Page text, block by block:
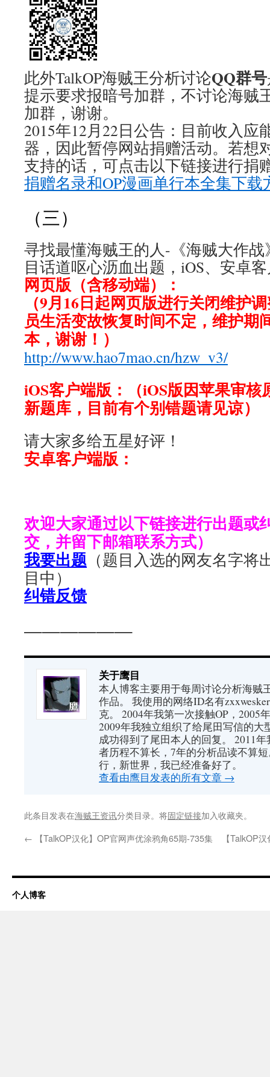
此外TalkOP海贼王分析讨论QQ群号
提示要求报暗号加群，不讨论海贼
加群，谢谢。
2015年12月22日公告：目前收入应
器，因此暂停网站捐赠活动。若想
支持的话，可点击以下链接进行捐
捐赠名录和OP漫画单行本全集下载
（三）
寻找最懂海贼王的人-《海贼大作
目话道呕心沥血出题，iOS、安卓
网页版（含移动端）：
（9月16日起网页版进行关闭维护
员生活变故恢复时间不定，维护期
本，谢谢！）
http://www.hao7mao.cn/hzw_v3/
iOS客户端版：（iOS版因苹果审
新题库，目前有个别错题请见谅）
请大家多给五星好评！
安卓客户端版：
欢迎大家通过以下链接进行出题或
交，并留下邮箱联系方式）
我要出题 （题目入选的网友名字
目中）
纠错反馈
——————
关于鹰目
本人博客主要用于每周讨论分析海贼
作品。 我使用的网络ID名有
克。 2004年我第一次接触OP，2005
2009年我独立组织了给尾田写信的大
成功得到了尾田本人的回复。 2011
者历程不算长，7年的分析品读不算
行，新世界，我已经准备好了。
查看由鹰目发表的所有文章 →
此条目发表在海贼王资讯分类目录。将固定链接加入收藏夹。
← 【TalkOP汉化】OP官网声优涂鸦角65期-735集 【TalkOP
个人博客